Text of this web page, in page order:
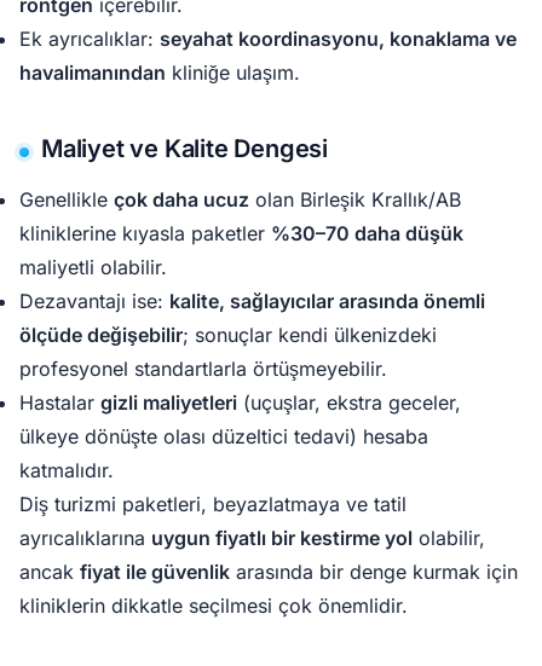
röntgen içerebilir.
Ek ayrıcalıklar: seyahat koordinasyonu, konaklama ve
havalimanından kliniğe ulaşım.
Maliyet ve Kalite Dengesi
Genellikle çok daha ucuz olan Birleşik Krallık/AB
kliniklerine kıyasla paketler %30–70 daha düşük
maliyetli olabilir.
Dezavantajı ise: kalite, sağlayıcılar arasında önemli
ölçüde değişebilir; sonuçlar kendi ülkenizdeki
profesyonel standartlarla örtüşmeyebilir.
Hastalar gizli maliyetleri (uçuşlar, ekstra geceler,
ülkeye dönüşte olası düzeltici tedavi) hesaba
katmalıdır.
Diş turizmi paketleri, beyazlatmaya ve tatil
ayrıcalıklarına uygun fiyatlı bir kestirme yol olabilir,
ancak fiyat ile güvenlik arasında bir denge kurmak için
kliniklerin dikkatle seçilmesi çok önemlidir.